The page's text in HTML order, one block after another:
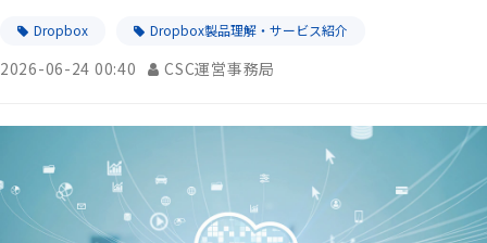
Dropbox Dropbox製品理解・サービス紹介
2026-06-24 00:40 CSC運営事務局